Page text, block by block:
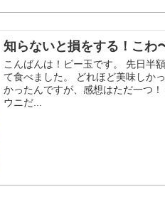
知らないと損をする！こわ
こんばんは！ビー玉です。 先日半
て食べました。 どれほど美味しか
かったんですが、感想はただ一つ
ウニだ...